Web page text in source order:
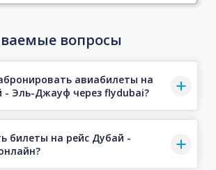
вопросы
авиабилеты на
- Эль-Джауф через flydubai?
билеты на рейс Дубай -